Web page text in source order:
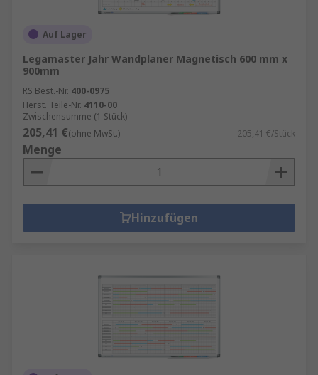
Auf Lager
Legamaster Jahr Wandplaner Magnetisch 600 mm x
900mm
RS Best.-Nr. 400-0975
Herst. Teile-Nr. 4110-00
Zwischensumme (1 Stück)
205,41 €(ohne MwSt.) 205,41 €/Stück
Menge
Hinzufügen